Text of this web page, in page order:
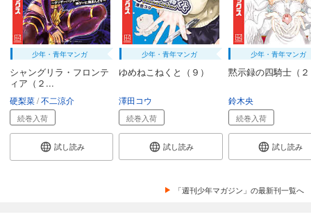
少年・青年マンガ
シャングリラ・フロンテ
ィア（２...
硬梨菜 不二涼介
続巻入荷
試し読み
少年・青年マンガ
ゆめねこねくと（９）
澤田コウ
続巻入荷
試し読み
少年・青年マンガ
黙示録の四騎士（
鈴木央
続巻入荷
試し読み
「週刊少年マガジン」の最新刊一覧へ